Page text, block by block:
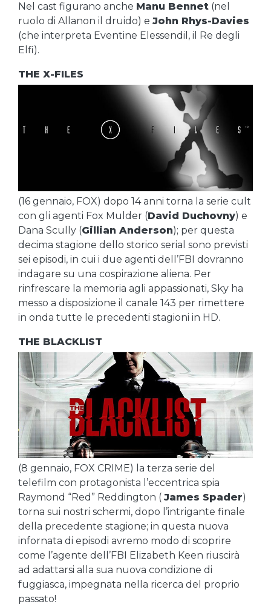
Nel cast figurano anche Manu Bennet (nel
ruolo di Allanon il druido) e John Rhys-Davies
(che interpreta Eventine Elessendil, il Re degli
Elfi).
THE X-FILES
(16 gennaio, FOX) dopo 14 anni torna la serie cult
con gli agenti Fox Mulder (David Duchovny) e
Dana Scully (Gillian Anderson); per questa
decima stagione dello storico serial sono previsti
sei episodi, in cui i due agenti dell’FBI dovranno
indagare su una cospirazione aliena. Per
rinfrescare la memoria agli appassionati, Sky ha
messo a disposizione il canale 143 per rimettere
in onda tutte le precedenti stagioni in HD.
THE BLACKLIST
(8 gennaio, FOX CRIME) la terza serie del
telefilm con protagonista l’eccentrica spia
Raymond “Red” Reddington ( James Spader)
torna sui nostri schermi, dopo l’intrigante finale
della precedente stagione; in questa nuova
infornata di episodi avremo modo di scoprire
come l’agente dell’FBI Elizabeth Keen riuscirà
ad adattarsi alla sua nuova condizione di
fuggiasca, impegnata nella ricerca del proprio
passato!